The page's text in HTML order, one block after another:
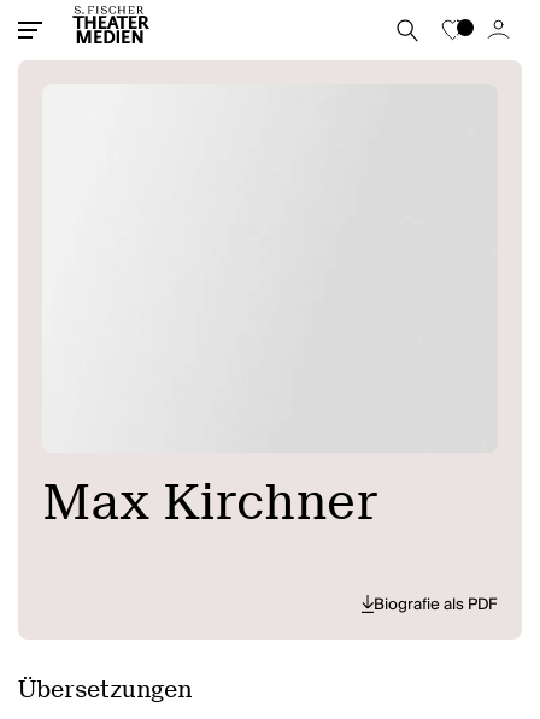
Max Kirchner
Biografie als PDF
Übersetzungen